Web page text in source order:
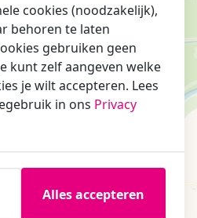
cookies (noodzakelijk),
behoren te laten
gebruiken geen
kunt zelf aangeven welke
je wilt accepteren. Lees
in ons Privacy
Alles accepteren